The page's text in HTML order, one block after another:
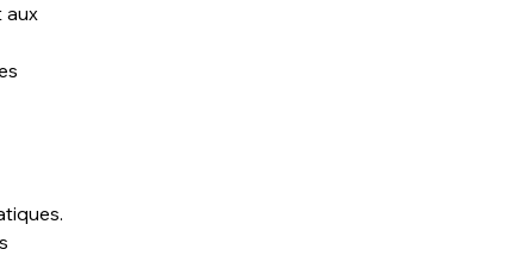
aux